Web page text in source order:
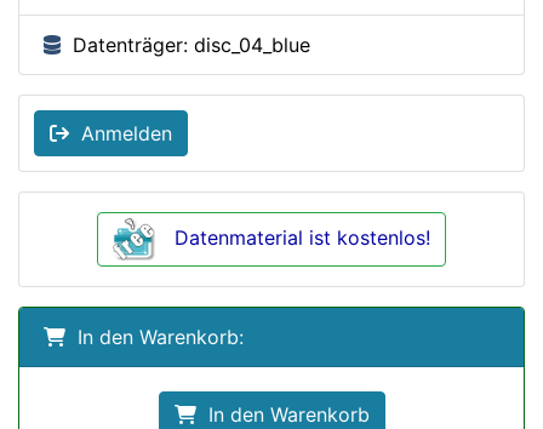
Datenträger: disc_04_blue
Anmelden
Datenmaterial ist kostenlos!
In den Warenkorb:
In den Warenkorb